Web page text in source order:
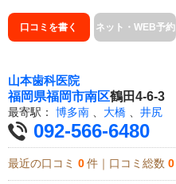
口コミを書く ネット・WEB予約
山本歯科医院
福岡県福岡市南区鶴田4-6-3
最寄駅： 博多南 大橋 井尻
092-566-6480
最近の口コミ 0 件｜口コミ総数 0